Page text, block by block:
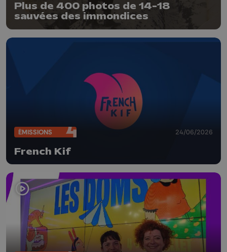
Plus de 400 photos de 14-18
sauvées des immondices
ÉMISSIONS 24/06/2026
French Kif